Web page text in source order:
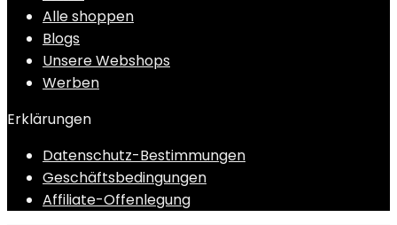
Alle shoppen
Blogs
Unsere Webshops
Werben
Erklärungen
Datenschutz-Bestimmungen
Geschäftsbedingungen
Affiliate-Offenlegung